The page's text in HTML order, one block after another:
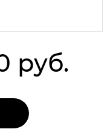
руб.